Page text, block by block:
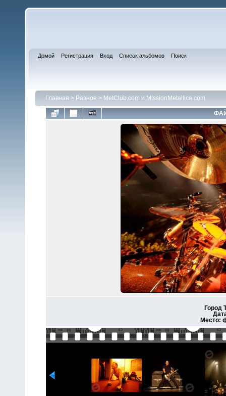
Домой Регистрация Вход Список альбомов Поиск
Главная > Разное > MetClub.com и MissionMetallica.com
Город
Место: